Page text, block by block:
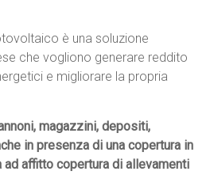
è una soluzione
che vogliono generare reddito
e migliorare la propria
magazzini, depositi,
in presenza di una copertura in
affitto copertura di allevamenti